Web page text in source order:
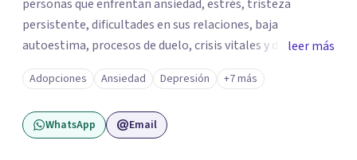
personas que enfrentan ansiedad, estrés, tristeza
persistente, dificultades en sus relaciones, baja
autoestima, procesos de duelo, crisis vitales y desafíos
relacionados con la adaptación a nuevas etapas de la vida.
Mi enfoque se basa en la escucha empática, el respeto por
la historia de cada persona y el trabajo conjunto para
desarrollar herramientas que favorezcan el bienestar
leer más
Adopciones Ansiedad Depresión +7 más
WhatsApp Email